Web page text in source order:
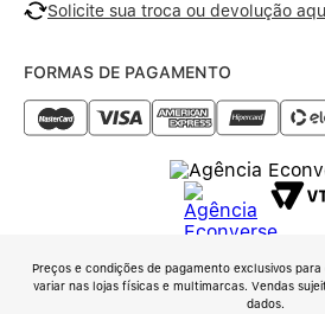
Solicite sua troca ou devolução
FORMAS DE PAGAMENTO
Preços e condições de pagamento exclusivos
variar nas lojas físicas e multimarcas. Vendas
dados.